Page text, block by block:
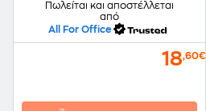
Πωλείται και αποστέλλεται
από
All For Office
18,60€